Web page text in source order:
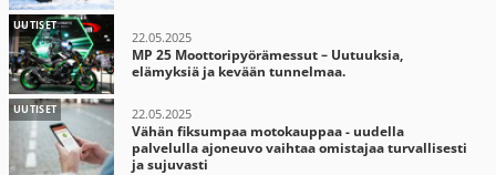
UUTISET
22.05.2025
MP 25 Moottoripyörämessut – Uutuuksia,
elämyksiä ja kevään tunnelmaa.
UUTISET 22.05.2025
Vähän fiksumpaa motokauppaa - uudella
palvelulla ajoneuvo vaihtaa omistajaa turvallisesti
ja sujuvasti